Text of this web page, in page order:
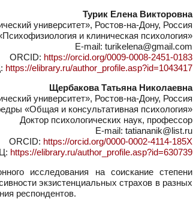
Турик Елена Викторовна
университет», Ростов-на-Дону, Россия
и клиническая психология»
E-mail: turikelena@gmail.com
ORCID: https://orcid.org/0009-0008-2451-0183
https://elibrary.ru/author_profile.asp?id=1043417
Щербакова Татьяна Николаевна
университет», Ростов-на-Дону, Россия
«Общая и консультативная психология»
Доктор психологических наук, профессор
E-mail: tatiananik@list.ru
ORCID: https://orcid.org/0000-0002-4114-185X
https://elibrary.ru/author_profile.asp?id=630739
исследования на соискание степени
экзистенциальных страхов в разных
респондентов.